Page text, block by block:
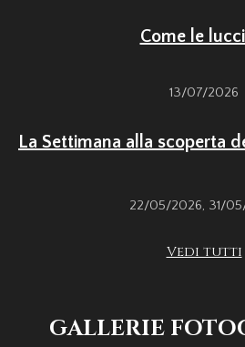
Come le
13/07/2026
La Settimana alla scoperta
22/05/2026, 31/
Vedi tutti
GALLERIE